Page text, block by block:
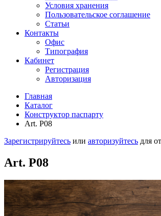
Условия хранения
Пользовательское соглашение
Статьи
Контакты
Офис
Типография
Кабинет
Регистрация
Авторизация
Главная
Каталог
Конструктор паспарту
Art. P08
Зарегистрируйтесь или авторизуйтесь для
Art. P08